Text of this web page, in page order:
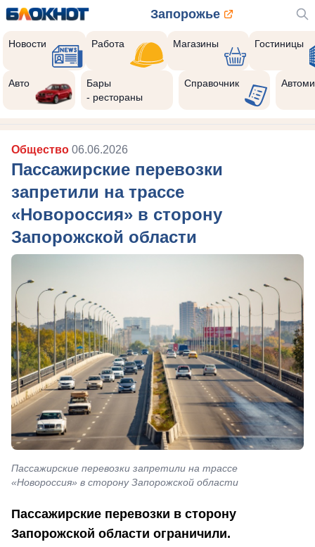
Запорожье
Новости Работа Магазины Гостиницы
Авто
Бары
- рестораны
Справочник
Общество 06.06.2026
Пассажирские перевозки
запретили на трассе
«Новороссия» в сторону
Запорожской области
Пассажирские перевозки запретили на трассе
«Новороссия» в сторону Запорожской области
Пассажирские перевозки в сторону
Запорожской области ограничили.